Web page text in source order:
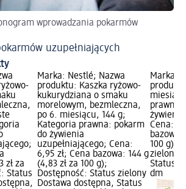
wprowadzania pokarmów
uzupełniających
zł za
Status
Marka: Nestlé; Nazwa
produktu: Kaszka ryżowo-
kukurydziana o smaku
morelowym, bezmleczna,
po 6. miesiącu, 144 g;
Kategoria prawna: pokarm
do żywienia
uzupełniającego; Cena:
6,95 zł; Cena bazowa: 144 g
(4,83 zł za 100 g);
Dostępność: Status zielony
Dostawa dostępna, Status
Marka:
prawna:
Cena:
bazowa:
100 g);
zielony
Status
dm